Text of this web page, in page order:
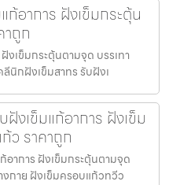
อาการ ฝังเข็มกระตุ้น
ถูก
งเข็มกระตุ้นตามจุด บรรเทา
นิกฝังเข็มสาทร รับฝังเ
งเข็มแก้อาการ ฝังเข็ม
ว ราคาถูก
าการ ฝังเข็มกระตุ้นตามจุด
งกาย ฝังเข็มครอบแก้วทวีว